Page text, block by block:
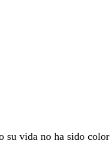
su vida no ha sido color